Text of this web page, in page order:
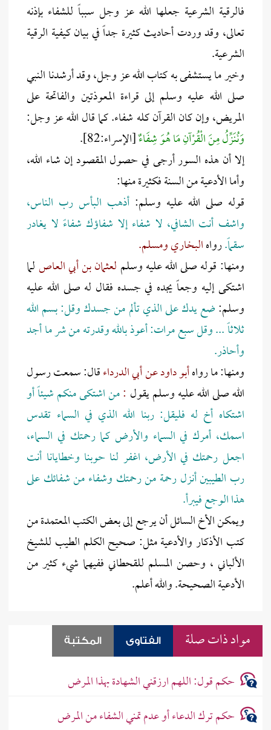
فالرقية الشرعية جعلها الله عز وجل سبباً للشفاء بإذنه
تعالى، وقد وردت أحاديث كثيرة جداً في بيان كيفية الرقية
الشرعية.
وخير ما يستشفى به كتاب الله عز وجل، وقد أرشدنا النبي
صلى الله عليه وسلم إلى قراءة المعوذتين والفاتحة على
المريض، وإن كان القرآن كله شفاء. كما قال الله عز وجل:
وَنُنَزِّلُ مِنَ الْقُرْآنِ مَا هُوَ شِفَاءٌ[الإسراء:82].
إلا أن هذه السور أرجى في حصول المقصود إن شاء الله،
وأما الأدعية من السنة فكثيرة منها:
قوله صلى الله عليه وسلم: أذهب البأس رب الناس،
واشف أنت الشافي، لا شفاء إلا شفاؤك شفاءً لا يغادر
سقماً.رواهالبخاري ومسلم.
ومنها: قوله صلى الله عليه وسلم لعثمان بن أبي العاصلما
اشتكى إليه وجعاً يجده في جسده فقال له صلى الله عليه
وسلم:ضع يدك على الذي تألم من جسدك وقل: بسم الله
ثلاثاً ... وقل سبع مرات: أعوذ بالله وقدرته من شر ما أجد
وأحاذر.
ومنها: ما رواهأبو داود عنأبي الدرداءقال: سمعت رسول
الله صلى الله عليه وسلم يقول :من اشتكى منكم شيئاً أو
اشتكاه أخ له فليقل: ربنا الله الذي في السماء تقدس
اسمك، أمرك في السماء والأرض كما رحمتك في السماء،
اجعل رحمتك في الأرض، اغفر لنا حوبنا وخطايانا أنت
رب الطيبين أنزل رحمة من رحمتك وشفاء من شفائك على
هذا الوجع فيبرأ.
ويمكن الأخ السائل أن يرجع إلى بعض الكتب المعتمدة من
كتب الأذكار والأدعية مثل: صحيح الكلم الطيب للشيخ
الألباني ، وحصن المسلم للقحطاني ففيهما شيء كثير من
الأدعية الصحيحة. والله أعلم.
مواد ذات صلة الفتاوى المكتبة
حكم قول: اللهم ارزقني الشهادة بهذا المرض
حكم ترك الدعاء أو عدم تمني الشفاء من المرض